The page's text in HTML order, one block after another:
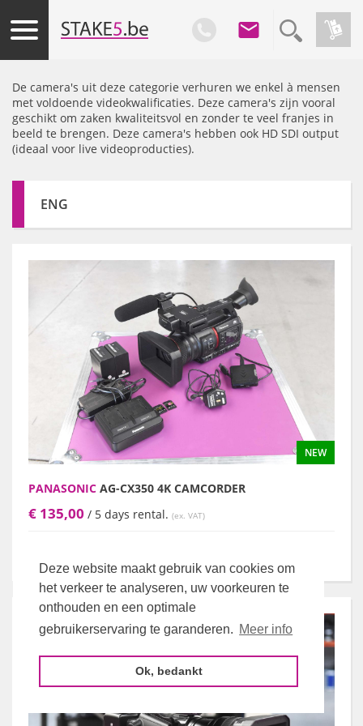
Deze website maakt gebruik van cookies om
het verkeer te analyseren, uw voorkeuren te
onthouden en een optimale
gebruikerservaring te garanderen. Meer info
Ok, bedankt
De camera's uit deze categorie verhuren we enkel à mensen
met voldoende videokwalificaties. Deze camera's zijn vooral
geschikt om zaken kwaliteitsvol en zonder te veel franjes in
beeld te brengen. Deze camera's hebben ook HD SDI output
(ideaal voor live videoproducties).
ENG
NEW
PANASONIC AG-CX350 4K CAMCORDER
€ 135,00 / 5 days rental. (ex. VAT)